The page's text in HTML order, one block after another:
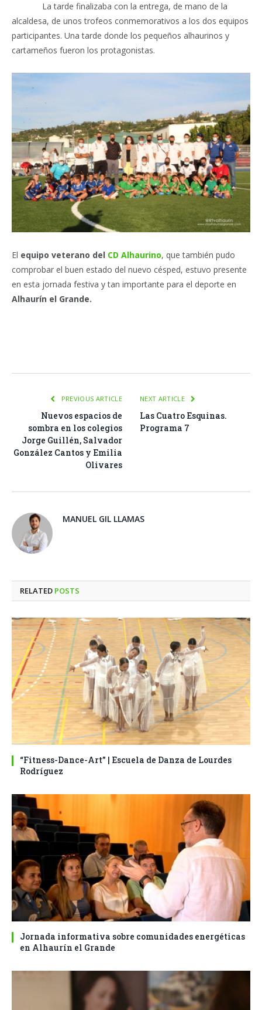
La tarde finalizaba con la entrega, de mano de la
alcaldesa, de unos trofeos conmemorativos a los dos equipos
participantes. Una tarde donde los pequeños alhaurinos y
cartameños fueron los protagonistas.
El equipo veterano del CD Alhaurino, que también pudo
comprobar el buen estado del nuevo césped, estuvo presente
en esta jornada festiva y tan importante para el deporte en
Alhaurín el Grande.
PREVIOUS ARTICLE
Nuevos espacios de
sombra en los colegios
Jorge Guillén, Salvador
González Cantos y Emilia
Olivares
NEXT ARTICLE
Las Cuatro Esquinas.
Programa 7
MANUEL GIL LLAMAS
RELATED POSTS
“Fitness-Dance-Art” | Escuela de Danza de Lourdes
Rodríguez
Jornada informativa sobre comunidades energéticas
en Alhaurín el Grande